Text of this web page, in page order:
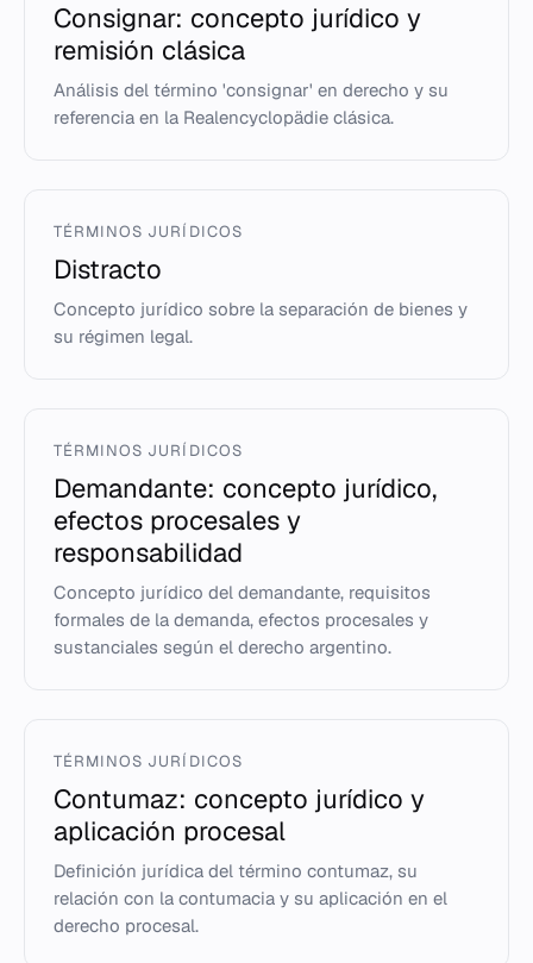
Consignar: concepto jurídico y
remisión clásica
Análisis del término 'consignar' en derecho y su
referencia en la Realencyclopädie clásica.
TÉRMINOS JURÍDICOS
Distracto
Concepto jurídico sobre la separación de bienes y
su régimen legal.
TÉRMINOS JURÍDICOS
Demandante: concepto jurídico,
efectos procesales y
responsabilidad
Concepto jurídico del demandante, requisitos
formales de la demanda, efectos procesales y
sustanciales según el derecho argentino.
TÉRMINOS JURÍDICOS
Contumaz: concepto jurídico y
aplicación procesal
Definición jurídica del término contumaz, su
relación con la contumacia y su aplicación en el
derecho procesal.